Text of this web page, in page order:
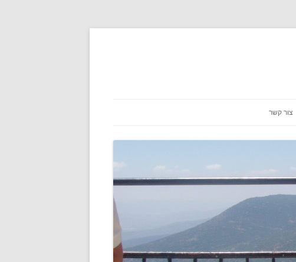
צור קשר